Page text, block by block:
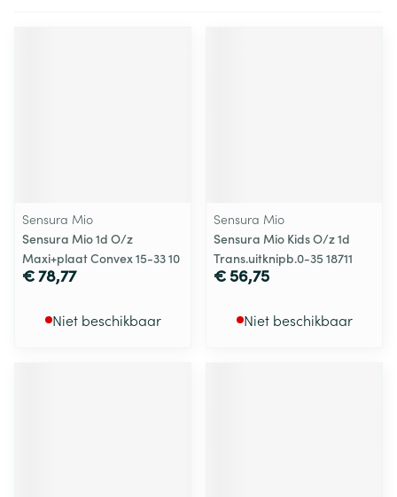
Sensura Mio
Sensura Mio 1d O/z
Maxi+plaat Convex 15-33 10
€ 78,77
Niet beschikbaar
Sensura Mio
Sensura Mio Kids O/z 1d
Trans.uitknipb.0-35 18711
€ 56,75
Niet beschikbaar